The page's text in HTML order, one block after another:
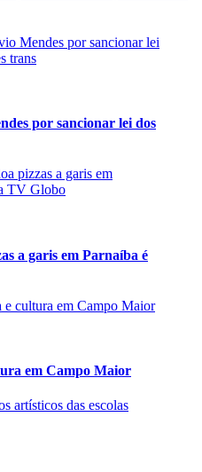
por sancionar lei dos
a garis em Parnaíba é
em Campo Maior